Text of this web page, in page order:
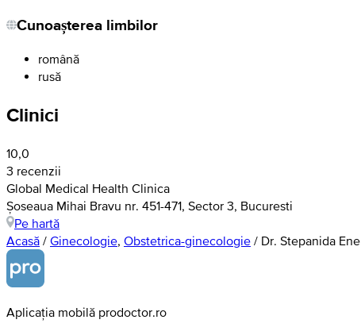
Cunoașterea limbilor
română
rusă
Clinici
10,0
3 recenzii
Global Medical Health Clinica
Șoseaua Mihai Bravu nr. 451-471, Sector 3, Bucuresti
Pe hartă
Acasă / Ginecologie, Obstetrica-ginecologie / Dr. Stepanida Ene
Aplicația mobilă prodoctor.ro